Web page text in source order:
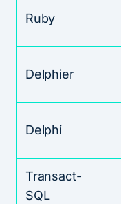
Ruby
Delphier
Delphi
Transact-
SQL